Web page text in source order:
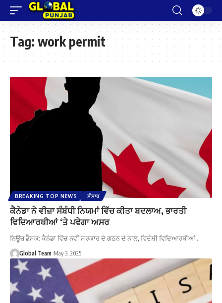
Tag: work permit
BREAKING TOP NEWS ਸੰਸਾਰ
ਕੈਨੇਡਾ ਨੇ ਵੀਜ਼ਾ ਸੰਬੰਧੀ ਨਿਯਮਾਂ ਵਿੱਚ ਕੀਤਾ ਬਦਲਾਅ, ਭਾਰਤੀ
ਵਿਦਿਆਰਥੀਆਂ ‘ਤੇ ਪਵੇਗਾ ਅਸਰ
ਨਿਊਜ਼ ਡੈਸਕ: ਕੈਨੇਡਾ ਵਿੱਚ ਨਵੀਂ ਸਰਕਾਰ ਦੇ ਗਠਨ ਦੇ ਨਾਲ, ਵਿਦੇਸ਼ੀ ਵਿਦਿਆਰਥੀਆਂ…
Global Team May 3, 2025